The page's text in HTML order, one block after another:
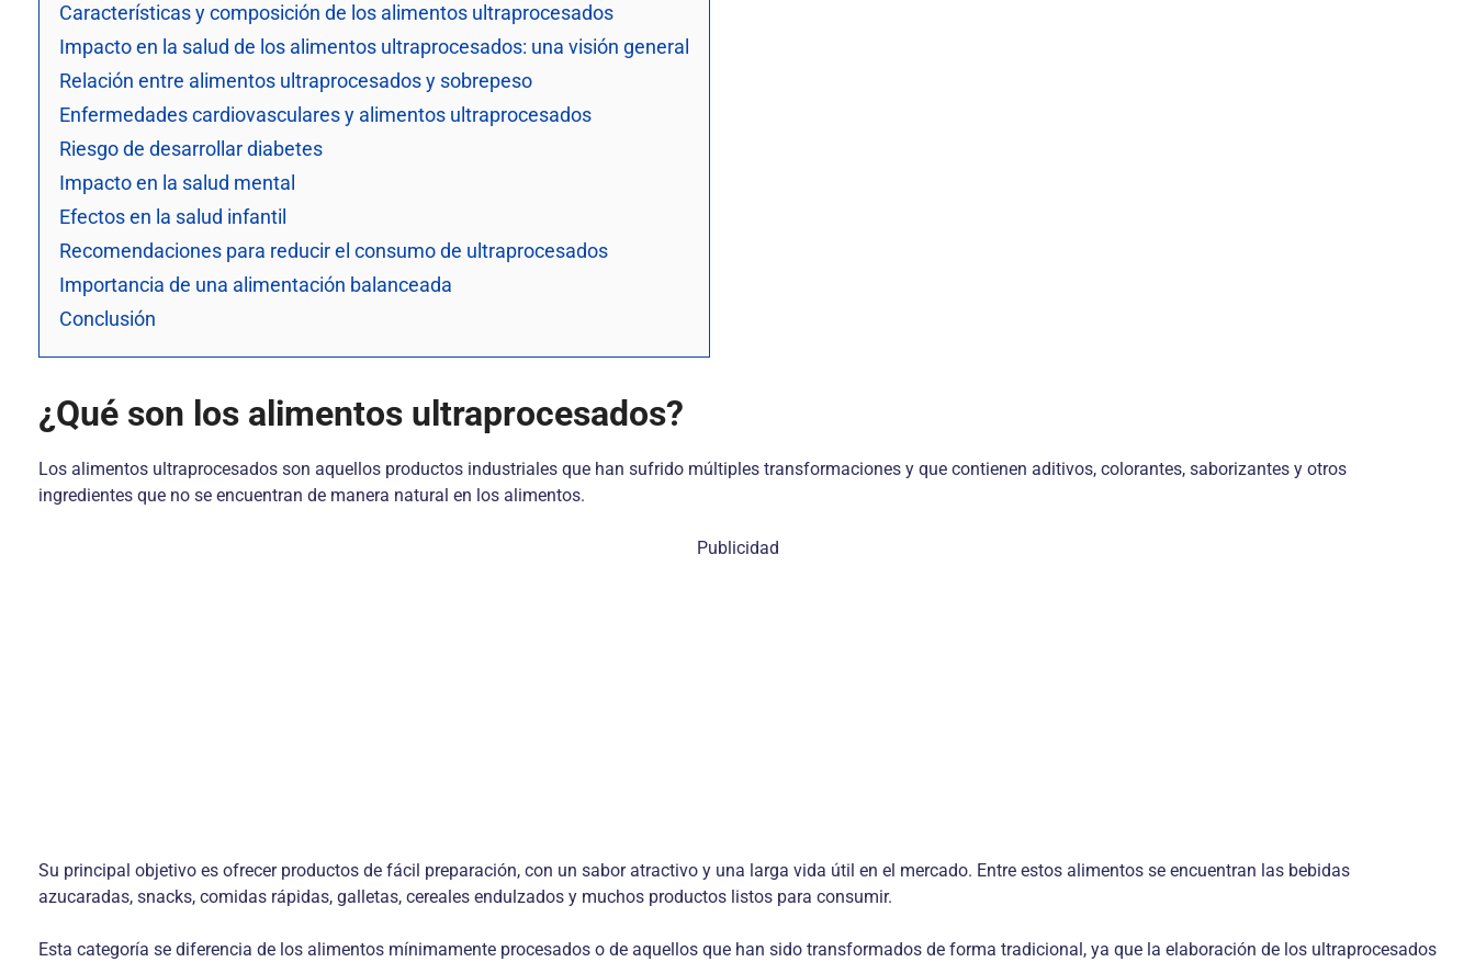
Características y composición de los alimentos ultraprocesados
Impacto en la salud de los alimentos ultraprocesados: una visión general
Relación entre alimentos ultraprocesados y sobrepeso
Enfermedades cardiovasculares y alimentos ultraprocesados
Riesgo de desarrollar diabetes
Impacto en la salud mental
Efectos en la salud infantil
Recomendaciones para reducir el consumo de ultraprocesados
Importancia de una alimentación balanceada
Conclusión
¿Qué son los alimentos ultraprocesados?
Los alimentos ultraprocesados son aquellos productos industriales que han sufrido múltiples transformaciones y que contienen aditivos, colorantes, saborizantes y otros
ingredientes que no se encuentran de manera natural en los alimentos.
Publicidad
Su principal objetivo es ofrecer productos de fácil preparación, con un sabor atractivo y una larga vida útil en el mercado. Entre estos alimentos se encuentran las bebidas
azucaradas, snacks, comidas rápidas, galletas, cereales endulzados y muchos productos listos para consumir.
Esta categoría se diferencia de los alimentos mínimamente procesados o de aquellos que han sido transformados de forma tradicional, ya que la elaboración de los ultraprocesados